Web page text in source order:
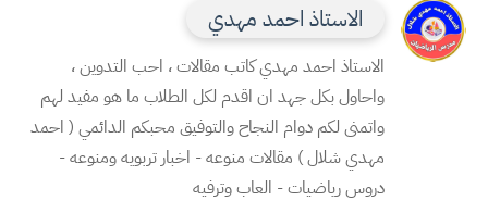
الاستاذ احمد مهدي
الاستاذ احمد مهدي كاتب مقالات ، احب التدوين ،
واحاول بكل جهد ان اقدم لكل الطلاب ما هو مفيد لهم
واتمنى لكم دوام النجاح والتوفيق محبكم الدائمي ( احمد
مهدي شلال ) مقالات منوعه - اخبار تربويه ومنوعه -
دروس رياضيات - العاب وترفيه